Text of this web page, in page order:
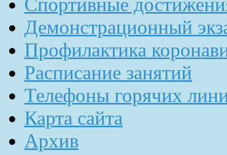
Демонстрационный
Профилактика
Расписание занятий
Телефоны горячих
Карта сайта
Архив